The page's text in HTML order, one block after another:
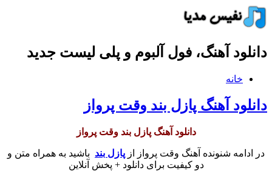
دانلود آهنگ، فول آلبوم و پلی لیست جدید
خانه
دانلود آهنگ پازل بند وقت پرواز
دانلود آهنگ پازل بند وقت پرواز
در ادامه شنونده آهنگ وقت پرواز از پازل بند باشید به همراه متن و
دو کیفیت برای دانلود + پخش آنلاین